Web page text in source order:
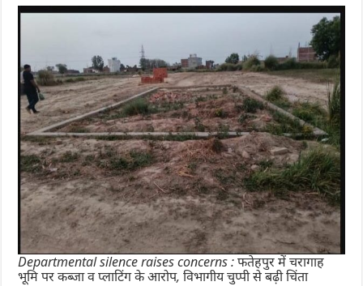
Departmental silence raises concerns : फतेहपुर में चरागाह
भूमि पर कब्जा व प्लाटिंग के आरोप, विभागीय चुप्पी से बढ़ी चिंता